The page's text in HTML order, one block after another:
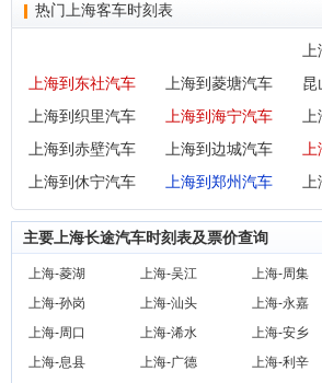
热门上海客车时刻表
上海到东社汽车 上海到菱塘汽车
昆
上海到织里汽车
上海到海宁汽车
上海到赤壁汽车
上海到边城汽车
上海到休宁汽车
上海到郑州汽车
主要上海长途汽车时刻表及票价查询
上海-菱湖 上海-吴江 上海-周集
上海-孙岗
上海-汕头 上海-永嘉
上海-周口
上海-浠水 上海-安乡
上海-息县
上海-广德 上海-利辛